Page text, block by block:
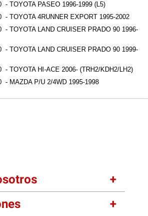
- TOYOTA PASEO 1996-1999 (L5)
- TOYOTA 4RUNNER EXPORT 1995-2002
- TOYOTA LAND CRUISER PRADO 90 1996-
- TOYOTA LAND CRUISER PRADO 90 1999-
- TOYOTA HI-ACE 2006- (TRH2/KDH2/LH2)
- MAZDA P/U 2/4WD 1995-1998